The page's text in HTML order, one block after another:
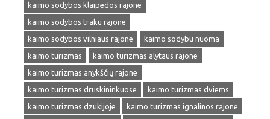
kaimo sodybos klaipedos rajone
kaimo sodybos traku rajone
kaimo sodybos vilniaus rajone
kaimo sodybu nuoma
kaimo turizmas
kaimo turizmas alytaus rajone
kaimo turizmas anykščių rajone
kaimo turizmas druskininkuose
kaimo turizmas dviems
kaimo turizmas dzukijoje
kaimo turizmas ignalinos rajone